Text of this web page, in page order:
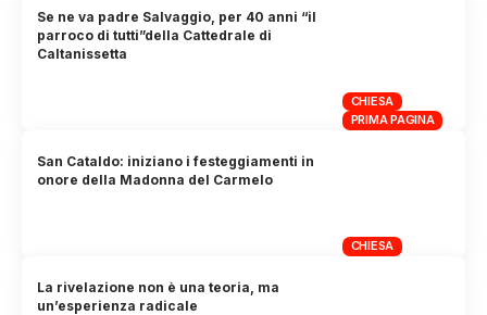
CHIESA
PRIMA PAGINA
Se ne va padre Salvaggio, per 40 anni “il
parroco di tutti”della Cattedrale di
Caltanissetta
CHIESA
San Cataldo: iniziano i festeggiamenti in
onore della Madonna del Carmelo
La rivelazione non è una teoria, ma
un’esperienza radicale